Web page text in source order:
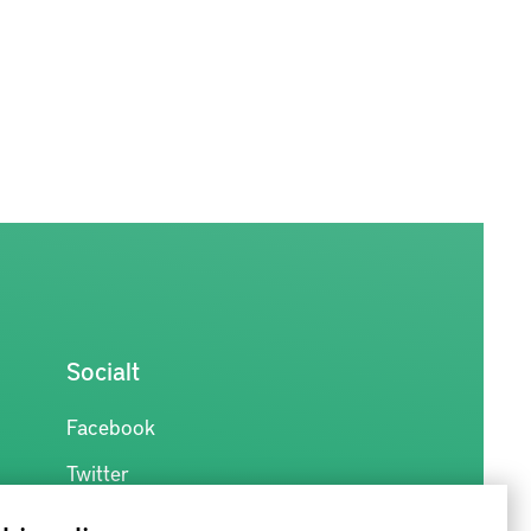
Socialt
Facebook
Twitter